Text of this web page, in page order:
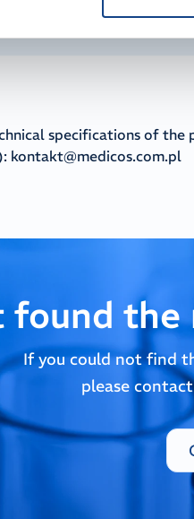
specifications of the
kontakt@medicos.com.pl
found the
If you could not find
please